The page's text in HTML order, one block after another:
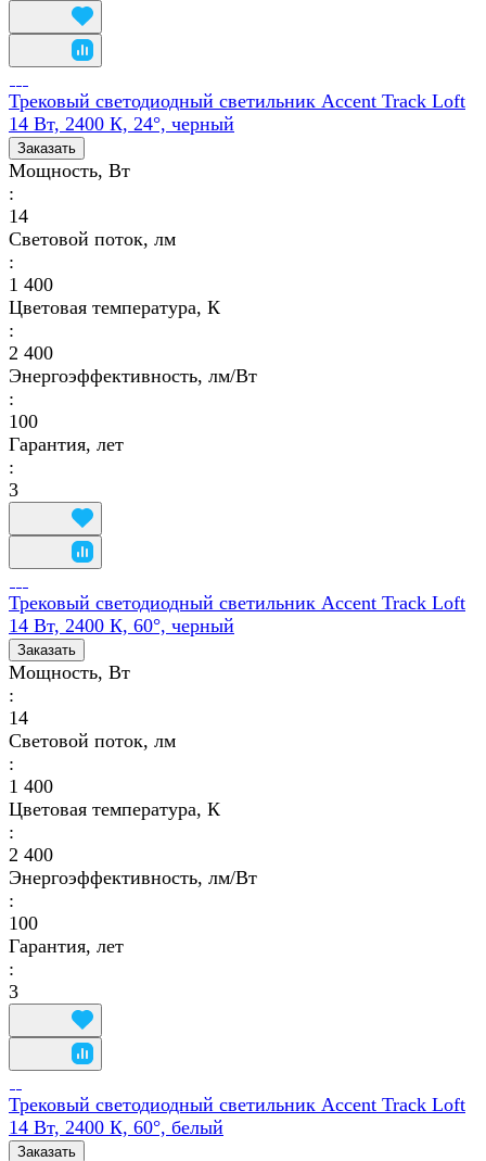
Трековый светодиодный светильник Accent Track Loft
14 Вт, 2400 К, 24°, черный
Заказать
Мощность, Вт
:
14
Световой поток, лм
:
1 400
Цветовая температура, К
:
2 400
Энергоэффективность, лм/Вт
:
100
Гарантия, лет
:
3
Трековый светодиодный светильник Accent Track Loft
14 Вт, 2400 К, 60°, черный
Заказать
Мощность, Вт
:
14
Световой поток, лм
:
1 400
Цветовая температура, К
:
2 400
Энергоэффективность, лм/Вт
:
100
Гарантия, лет
:
3
Трековый светодиодный светильник Accent Track Loft
14 Вт, 2400 К, 60°, белый
Заказать